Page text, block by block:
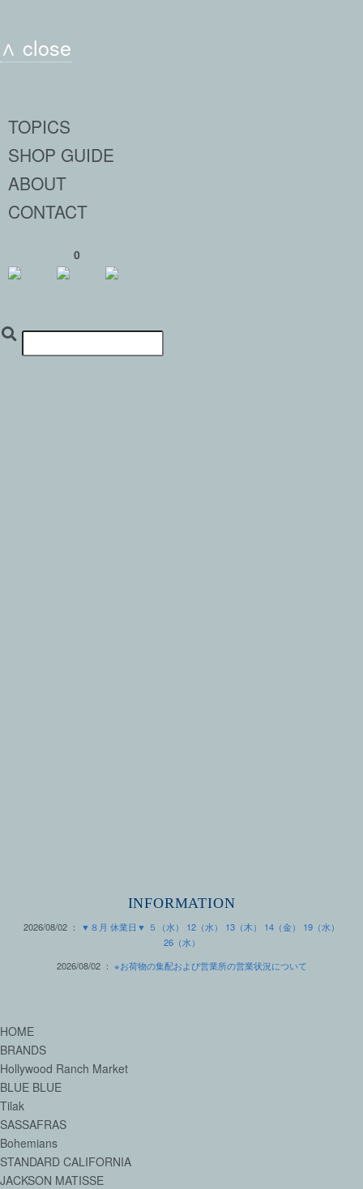
∧ close
TOPICS
SHOP GUIDE
ABOUT
CONTACT
0
INFORMATION
2026/08/02 ：
▼８月 休業日▼ ５（水） 12（水） 13（木） 14（金） 19（水）
26（水）
2026/08/02 ： ※お荷物の集配および営業所の営業状況について
HOME
BRANDS
Hollywood Ranch Market
BLUE BLUE
Tilak
SASSAFRAS
Bohemians
STANDARD CALIFORNIA
JACKSON MATISSE